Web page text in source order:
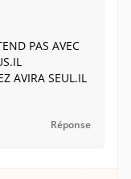
PAS AVEC
AVIRA SEUL.IL
Réponse